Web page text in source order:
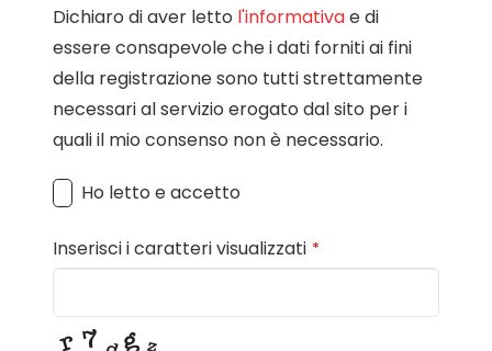
Dichiaro di aver letto l'informativae di
essere consapevole che i dati forniti ai fini
della registrazione sono tutti strettamente
necessari al servizio erogato dal sito per i
quali il mio consenso non è necessario.
Ho letto e accetto
Inserisci i caratteri visualizzati *